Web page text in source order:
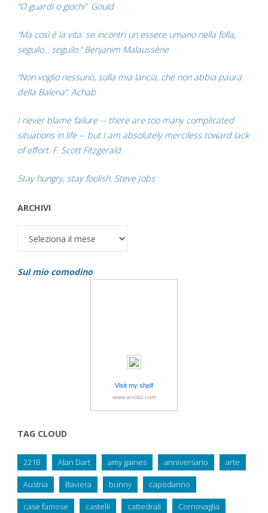
“O guardi o giochi”. Gould
“Ma così è la vita: se incontri un essere umano nella folla,
seguilo... seguilo.” Benjanim Malaussène
“Non voglio nessuno, sulla mia lancia, che non abbia paura
della Balena”. Achab
I never blame failure -- there are too many complicated
situations in life -- but I am absolutely merciless toward lack
of effort. F. Scott Fitzgerald
Stay hungry, stay foolish. Steve Jobs
ARCHIVI
Sul mio comodino
Visit my shelf
www.anobii.com
TAG CLOUD
221B Alan Dart amy gaines anniversario arte
Austria Baviera bunny capodanno
case famose castelli cattedrali Cornovaglia